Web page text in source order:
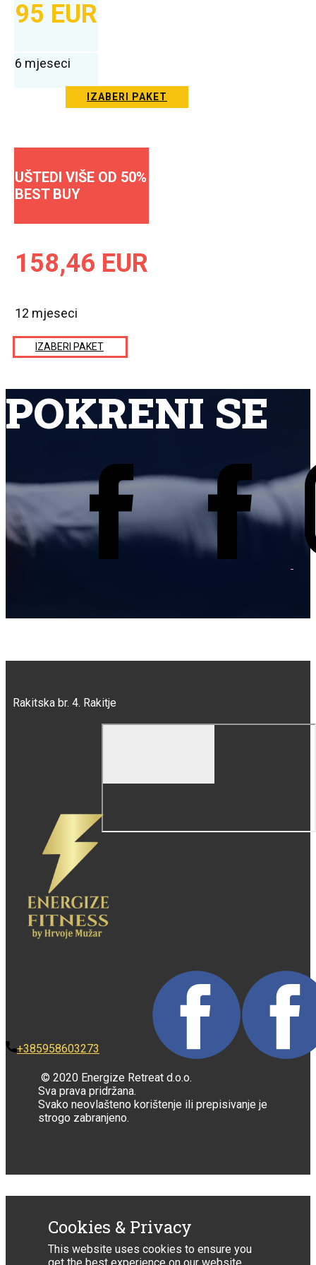
95 EUR
6 mjeseci
IZABERI PAKET
UŠTEDI VIŠE OD 50%
BEST BUY
158,46 EUR
12 mjeseci
IZABERI PAKET
POKRENI SE
Rakitska br. 4. Rakitje
+385958603273
© 2020 Energize Retreat d.o.o.
Sva prava pridržana.
Svako neovlašteno korištenje ili prepisivanje je
strogo zabranjeno.
Cookies & Privacy
This website uses cookies to ensure you